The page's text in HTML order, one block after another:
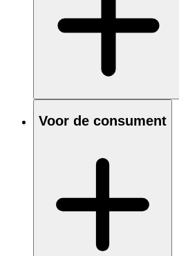
Voor de consument